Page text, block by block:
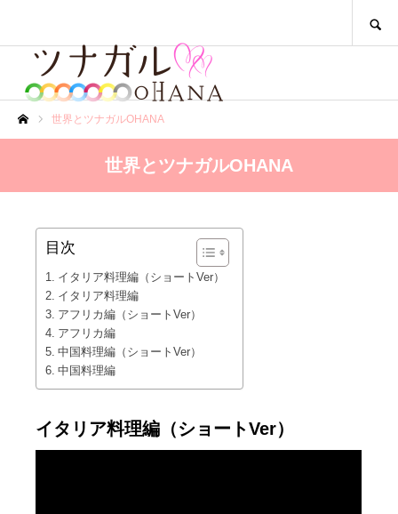
世界とツナガルOHANA
世界とツナガルOHANA
目次
イタリア料理編（ショートVer）
イタリア料理編
アフリカ編（ショートVer）
アフリカ編
中国料理編（ショートVer）
中国料理編
イタリア料理編（ショートVer）